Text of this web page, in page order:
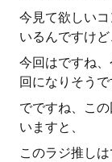
今見て欲しい
いるんですけど
今回はですね
回になりそうで
でですね、こ
いますと、
このラジ推し